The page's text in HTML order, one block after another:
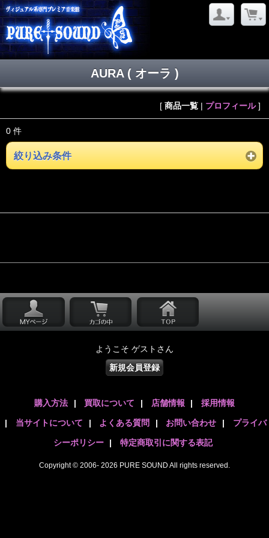
AURA ( オーラ )
[ 商品一覧 | プロフィール]
0 件
絞り込み条件
ようこそ ゲストさん
新規会員登録
購入方法 | 買取について | 店舗情報 | 採用情報
| 当サイトについて | よくある質問 | お問い合わせ | プライバ
シーポリシー | 特定商取引に関する表記
Copyright © 2006- 2026 PURE SOUND All rights reserved.